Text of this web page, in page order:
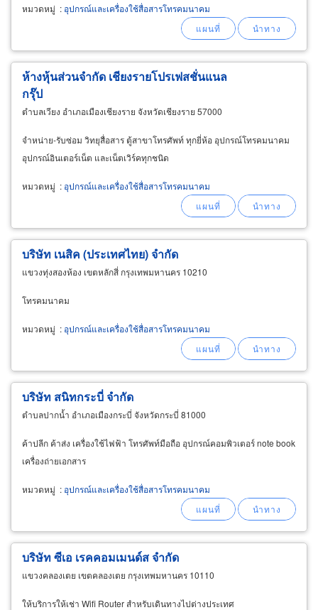
หมวดหมู่ : อุปกรณ์และเครื่องใช้สื่อสารโทรคมนาคม
ห้างหุ้นส่วนจำกัด เชียงรายโปรเฟสชั่นแนล
กรุ๊ป
ตำบลเวียง อำเภอเมืองเชียงราย จังหวัดเชียงราย 57000
จำหน่าย-รับซ่อม วิทยุสื่อสาร ตู้สาขาโทรศัพท์ ทุกยี่ห้อ อุปกรณ์โทรคมนาคม
อุปกรณ์อินเตอร์เน็ต และเน็ตเวิร์คทุกชนิด
หมวดหมู่ : อุปกรณ์และเครื่องใช้สื่อสารโทรคมนาคม
บริษัท เนสิค (ประเทศไทย) จำกัด
แขวงทุ่งสองห้อง เขตหลักสี่ กรุงเทพมหานคร 10210
โทรคมนาคม
หมวดหมู่ : อุปกรณ์และเครื่องใช้สื่อสารโทรคมนาคม
บริษัท สนิทกระบี่ จำกัด
ตำบลปากน้ำ อำเภอเมืองกระบี่ จังหวัดกระบี่ 81000
ค้าปลีก ค้าส่ง เครื่องใช้ไฟฟ้า โทรศัพท์มือถือ อุปกรณ์คอมพิวเตอร์ note book
เครื่องถ่ายเอกสาร
หมวดหมู่ : อุปกรณ์และเครื่องใช้สื่อสารโทรคมนาคม
บริษัท ซีเอ เรคคอมเมนด์ส จำกัด
แขวงคลองเตย เขตคลองเตย กรุงเทพมหานคร 10110
ให้บริการให้เช่า Wifi Router สำหรับเดินทางไปต่างประเทศ